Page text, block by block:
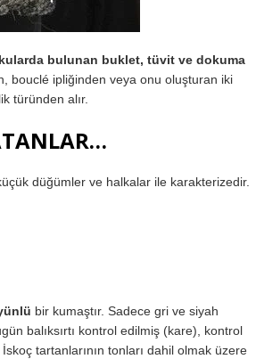
bulunan buklet, tüvit ve dokuma
bouclé ipliğinden veya onu oluşturan iki
türünden alır.
düğümler ve halkalar ile karakterizedir.
bir kumaştır. Sadece gri ve siyah
balıksırtı kontrol edilmiş (kare), kontrol
tartanlarının tonları dahil olmak üzere